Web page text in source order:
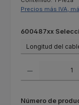
Precios más IVA,
Seleccione
600487xx
Número de